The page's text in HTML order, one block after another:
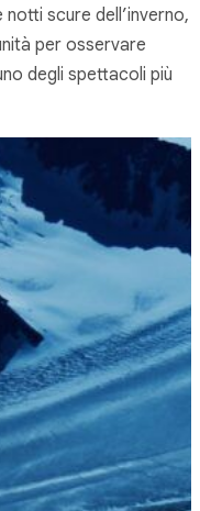
notti scure dell’inverno,
per osservare
degli spettacoli più